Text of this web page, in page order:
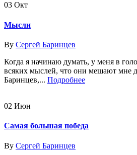
03 Окт
Мысли
By Сергей Баринцев
Когда я начинаю думать, у меня в
всяких мыслей, что они мешают мне
Баринцев,... Подробнее
02 Июн
Самая большая победа
By Сергей Баринцев